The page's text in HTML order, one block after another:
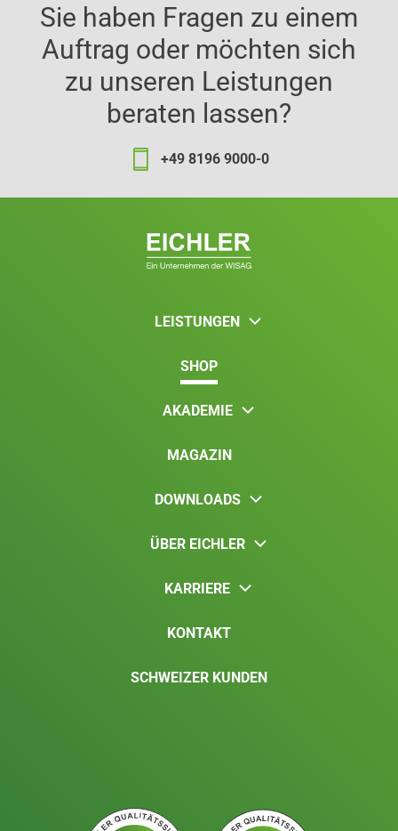
Sie haben Fragen zu einem
Auftrag oder möchten sich
zu unseren Leistungen
beraten lassen?
+49 8196 9000-0
LEISTUNGEN
SHOP
AKADEMIE
MAGAZIN
DOWNLOADS
ÜBER EICHLER
KARRIERE
KONTAKT
SCHWEIZER KUNDEN